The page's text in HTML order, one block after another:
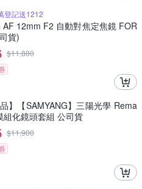
登記送1212
AF 12mm F2 自動對焦定焦鏡 FOR
貨)
$11,880
品】【SAMYANG】三陽光學 Rema
組化鏡頭套組 公司貨
$11,900